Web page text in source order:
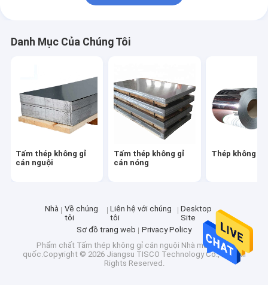
Danh Mục Của Chúng Tôi
Tấm thép không gỉ
cán nguội
Tấm thép không gỉ
cán nóng
Thép không gỉ
Nhà
Về chúng
tôi
Liên hệ với chúng
tôi
Desktop
Site
Sơ đồ trang web
Privacy Policy
Phẩm chất Tấm thép không gỉ cán nguội Nhà máy trung
quốc.Copyright © 2026 Jiangsu TISCO Technology Co., Ltd. All
Rights Reserved.